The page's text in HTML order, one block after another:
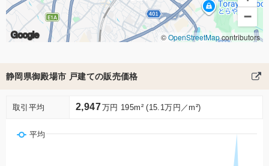
Google
−
©OpenStreetMapcontributors
静岡県御殿場市 戸建ての販売価格
取引平均 2,947万円 195m² (15.1万円／m²)
平均